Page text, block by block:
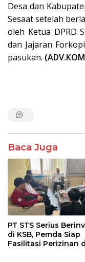
Desa dan
Sesaat setelah
oleh Ketua DPRD
dan Jajaran
pasukan.
Baca Juga
PT STS Serius
di KSB, Pemda Siap
Fasilitasi Perizinan